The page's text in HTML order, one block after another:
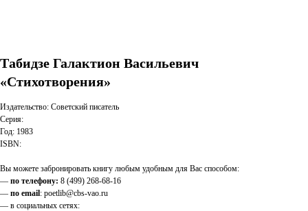
Табидзе Галактион Васильевич
«Стихотворения»
Издательство: Советский писатель
Серия:
Год: 1983
ISBN:
Вы можете забронировать книгу любым удобным для Вас способом:
— по телефону: 8 (499) 268-68-16
— по email: poetlib@cbs-vao.ru
— в социальных сетях: